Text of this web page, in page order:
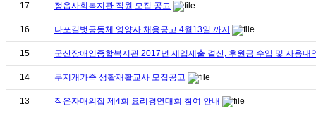
17 정읍사회복지관 직원 모집 공고
16 나포길벗공동체 영양사 채용공고 4월13일 까지
15 군산장애인종합복지관 2017년 세입세출 결산, 후원금 수입 및 사용내
14 무지개가족 생활재활교사 모집공고
13 작은자매의집 제4회 요리경연대회 참여 안내